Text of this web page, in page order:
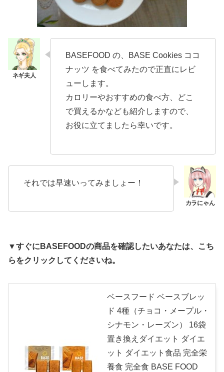
BASEFOOD の、BASE Cookies ココ
ナッツ を食べてみたので正直にレビ
ューします。
カロリーやおすすめの食べ方、どこ
で買えるかなども紹介しますので、
お役に立てましたら幸いです。
それでは早速いってみましょー！
▼すぐにBASEFOODの商品を確認したいあなたは、こち
らをクリックしてくださいね。
ベースフード ベースブレッ
ド 4種（チョコ・メープル・
シナモン・レーズン） 16袋
置き換えダイエット ダイエ
ット ダイエット食品 完全栄
養食 完全食 BASE FOOD